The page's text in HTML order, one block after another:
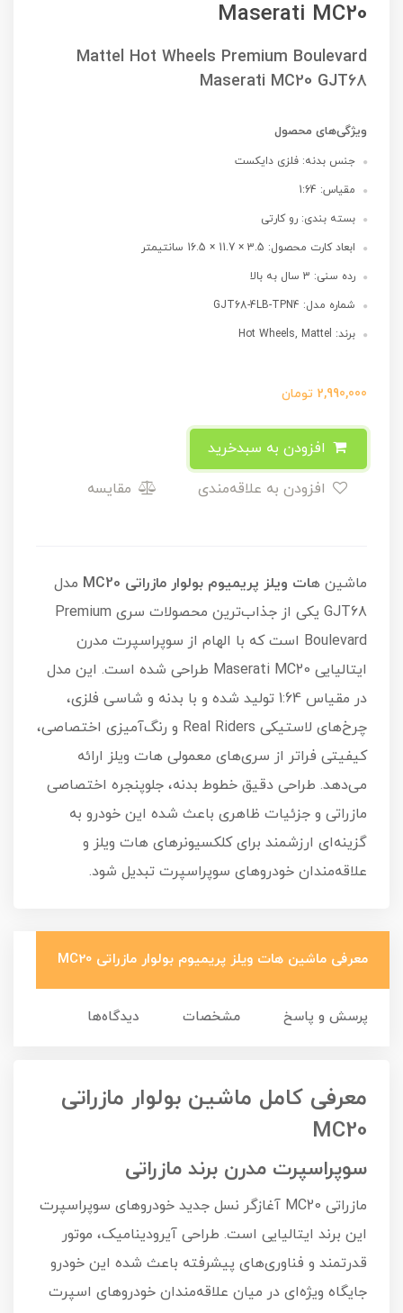
Maserati MC20
Mattel Hot Wheels Premium Boulevard
Maserati MC20 GJT68
ویژگی‌های محصول
جنس بدنه: فلزی دایکست
مقیاس: 1:64
بسته بندی: رو کارتی
ابعاد کارت محصول: 3.5 × 11.7 × 16.5 سانتیمتر
رده سنی: 3 سال به بالا
شماره مدل: GJT68-4LB-TPN4
برند: Hot Wheels, Mattel
2,990,000 تومان
مقایسه
ماشین هات ویلز پریمیوم بولوار مازراتی MC20
مدل
GJT68 یکی از جذاب‌ترین محصولات سری Premium
Boulevard است که با الهام از سوپراسپرت مدرن
ایتالیایی Maserati MC20 طراحی شده است. این مدل
در مقیاس 1:64 تولید شده و با بدنه و شاسی فلزی،
چرخ‌های لاستیکی Real Riders و رنگ‌آمیزی اختصاصی،
کیفیتی فراتر از سری‌های معمولی هات ویلز ارائه
می‌دهد. طراحی دقیق خطوط بدنه، جلوپنجره اختصاصی
مازراتی و جزئیات ظاهری باعث شده این خودرو به
گزینه‌ای ارزشمند برای کلکسیونرهای هات ویلز و
علاقه‌مندان خودروهای سوپراسپرت تبدیل شود.
معرفی ماشین هات ویلز پریمیوم بولوار مازراتی MC20
پرسش و پاسخ مشخصات دیدگاه‌ها
معرفی کامل ماشین بولوار مازراتی
MC20
سوپراسپرت مدرن برند مازراتی
مازراتی MC20 آغازگر نسل جدید خودروهای سوپراسپرت
این برند ایتالیایی است. طراحی آیرودینامیک، موتور
قدرتمند و فناوری‌های پیشرفته باعث شده این خودرو
جایگاه ویژه‌ای در میان علاقه‌مندان خودروهای اسپرت